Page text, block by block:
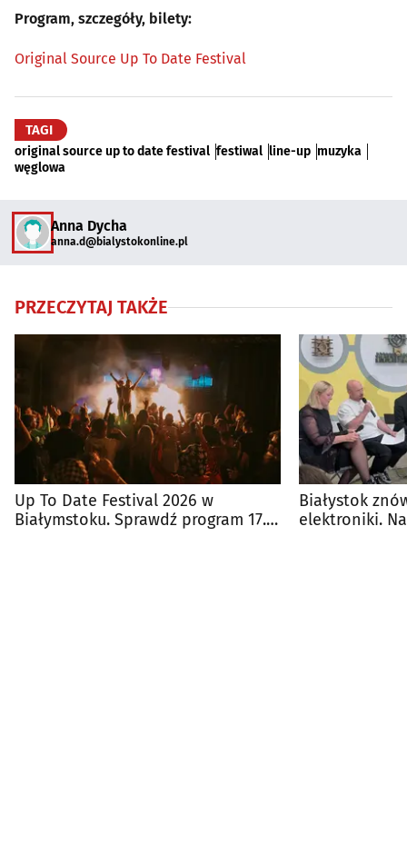
Program, szczegóły, bilety:
Original Source Up To Date Festival
TAGI
original source up to date festival festiwal line-up muzyka
węglowa
Anna Dycha
anna.d@bialystokonline.pl
PRZECZYTAJ TAKŻE
Up To Date Festival 2026 w
Białymstoku. Sprawdź program 17.
Białystok
elektroniki.